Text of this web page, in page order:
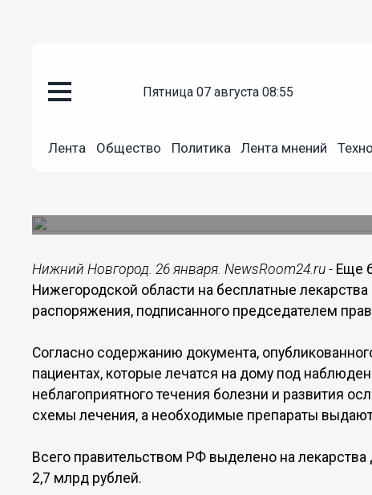
пятница 07 августа 08:55
Лента Общество Политика Лента мнений
Еще 65 млн рублей выделено
Нижний Новгород. 26 января. NewsRoom24.ru - Еще
Нижегородской области на бесплатные
распоряжения, подписанного председателем
Согласно содержанию документа,
пациентах, которые лечатся на дому под
неблагоприятного течения болезни и развития
схемы лечения, а необходимые препараты
Всего правительством РФ выделено на
2,7 млрд рублей.